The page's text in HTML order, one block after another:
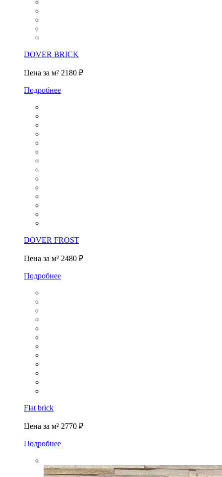
DOVER BRICK
Цена за м² 2180 ₽
Подробнее
DOVER FROST
Цена за м² 2480 ₽
Подробнее
Flat brick
Цена за м² 2770 ₽
Подробнее